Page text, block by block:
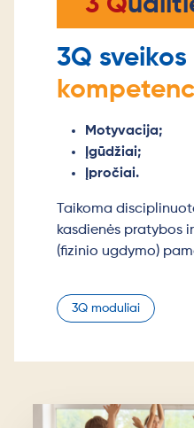
3 Q
3Q
Motyvacija;
Įgūdžiai;
Įpročiai.
Taikoma
kasdienės pratybos
(fizinio ugdymo)
3Q moduliai